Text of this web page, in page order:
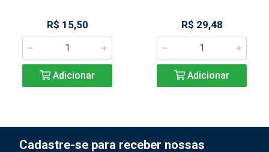
R$ 15,50
Adicionar
R$ 29,48
Adicionar
Cadastre-se para receber nossas